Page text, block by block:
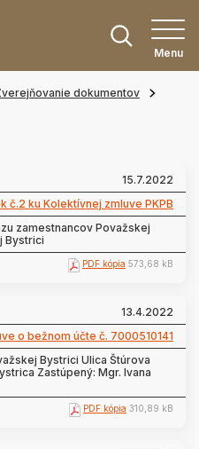
Menu
dokumentov
15.7.2022
č.2 ku Kolektívnej zmluve PKPB
zamestnancov Považskej
Bystrici
PDF kópia 573,68 kB
13.4.2022
o bežnom účte č. 7000510141
Bystrici Ulica Štúrova
Zastúpený: Mgr. Ivana
PDF kópia 310,89 kB